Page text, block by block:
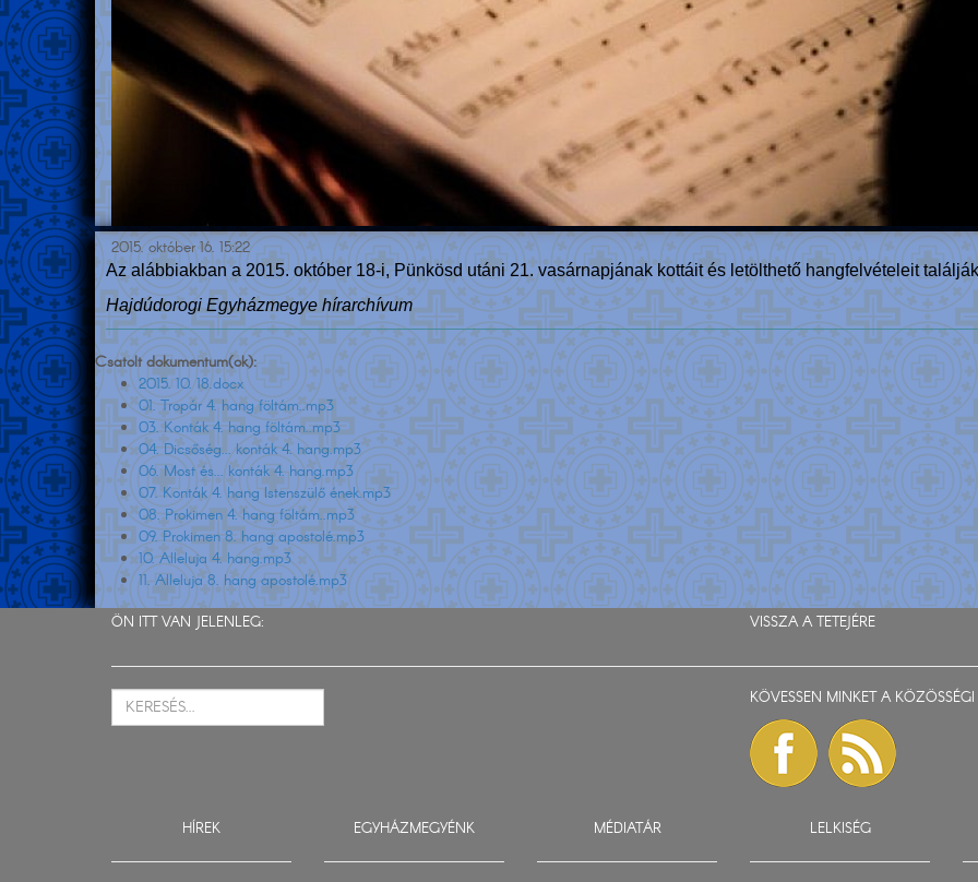
2015. október 16. 15:22
Az alábbiakban a 2015. október 18-i, Pünkösd utáni 21. vasárnapjának kottáit és letölthető hangfelvételeit
Hajdúdorogi Egyházmegye hírarchívum
Csatolt dokumentum(ok):
2015. 10. 18.docx
01. Tropár 4. hang föltám..mp3
03. Konták 4. hang föltám..mp3
04. Dicsőség... konták 4. hang.mp3
06. Most és... konták 4. hang.mp3
07. Konták 4. hang Istenszülő ének.mp3
08. Prokimen 4. hang föltám..mp3
09. Prokimen 8. hang apostolé.mp3
10. Alleluja 4. hang.mp3
11. Alleluja 8. hang apostolé.mp3
ÖN ITT VAN JELENLEG: VISSZA A TETEJÉRE
KÖVESSEN MINKET A
HÍREK EGYHÁZMEGYÉNK MÉDIATÁR LELKISÉG